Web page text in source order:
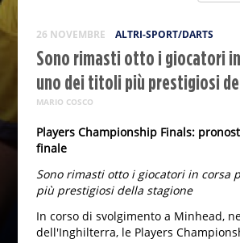
26 NOVEMBRE ALTRI-SPORT/DARTS
Sono rimasti otto i giocatori
uno dei titoli più prestigiosi
MARIO COSCO
Players Championship Finals:
finale
Sono rimasti otto i giocatori in corsa
più prestigiosi della stagione
In corso di svolgimento a Minhead,
dell'Inghilterra, le Players